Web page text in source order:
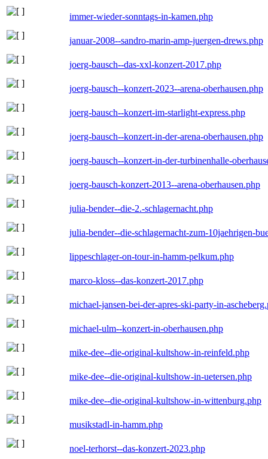
immer-wieder-sonntags-in-kamen.php
januar-2008--sandro-marin-amp-juergen-drews.php
joerg-bausch--das-xxl-konzert-2017.php
joerg-bausch--konzert-2023--arena-oberhausen.php
joerg-bausch--konzert-im-starlight-express.php
joerg-bausch--konzert-in-der-arena-oberhausen.php
joerg-bausch--konzert-in-der-turbinenhalle-
joerg-bausch-konzert-2013--arena-oberhausen.php
julia-bender--die-2.-schlagernacht.php
julia-bender--die-schlagernacht-zum-10jaehrigen-
lippeschlager-on-tour-in-hamm-pelkum.php
marco-kloss--das-konzert-2017.php
michael-jansen-bei-der-apres-ski-party-in-
michael-ulm--konzert-in-oberhausen.php
mike-dee--die-original-kultshow-in-reinfeld.php
mike-dee--die-original-kultshow-in-uetersen.php
mike-dee--die-original-kultshow-in-wittenburg.php
musikstadl-in-hamm.php
noel-terhorst--das-konzert-2023.php